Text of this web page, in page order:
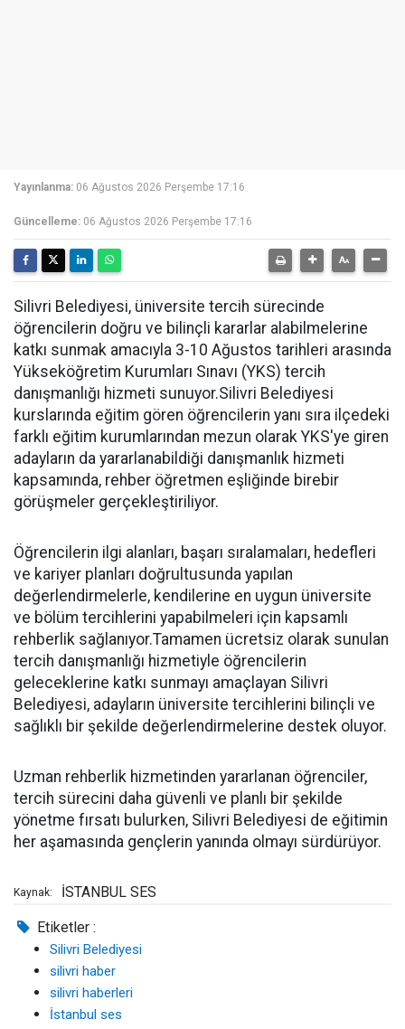
Yayınlanma: 06 Ağustos 2026 Perşembe 17:16
Güncelleme: 06 Ağustos 2026 Perşembe 17:16
Silivri Belediyesi, üniversite tercih sürecinde
öğrencilerin doğru ve bilinçli kararlar alabilmelerine
katkı sunmak amacıyla 3-10 Ağustos tarihleri arasında
Yükseköğretim Kurumları Sınavı (YKS) tercih
danışmanlığı hizmeti sunuyor.Silivri Belediyesi
kurslarında eğitim gören öğrencilerin yanı sıra ilçedeki
farklı eğitim kurumlarından mezun olarak YKS'ye giren
adayların da yararlanabildiği danışmanlık hizmeti
kapsamında, rehber öğretmen eşliğinde birebir
görüşmeler gerçekleştiriliyor.
Öğrencilerin ilgi alanları, başarı sıralamaları, hedefleri
ve kariyer planları doğrultusunda yapılan
değerlendirmelerle, kendilerine en uygun üniversite
ve bölüm tercihlerini yapabilmeleri için kapsamlı
rehberlik sağlanıyor.Tamamen ücretsiz olarak sunulan
tercih danışmanlığı hizmetiyle öğrencilerin
geleceklerine katkı sunmayı amaçlayan Silivri
Belediyesi, adayların üniversite tercihlerini bilinçli ve
sağlıklı bir şekilde değerlendirmelerine destek oluyor.
Uzman rehberlik hizmetinden yararlanan öğrenciler,
tercih sürecini daha güvenli ve planlı bir şekilde
yönetme fırsatı bulurken, Silivri Belediyesi de eğitimin
her aşamasında gençlerin yanında olmayı sürdürüyor.
Kaynak: İSTANBUL SES
Etiketler :
Silivri Belediyesi
silivri haber
silivri haberleri
İstanbul ses